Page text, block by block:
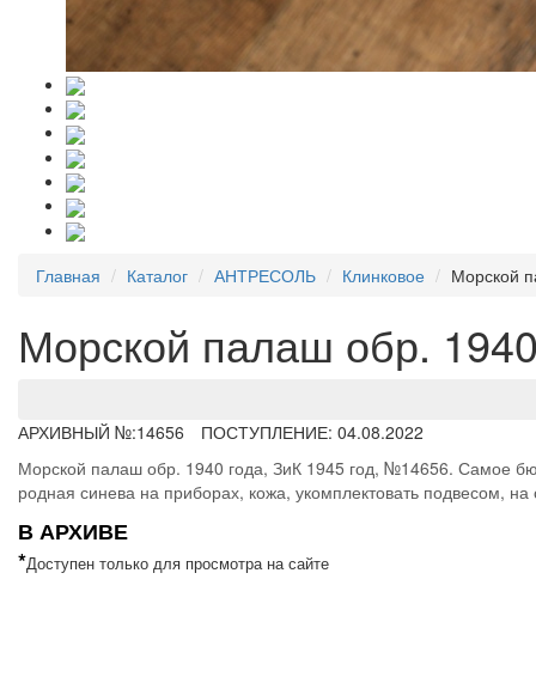
Главная Каталог АНТРЕСОЛЬ Клинковое Морской
Морской палаш обр.
АРХИВНЫЙ №:14656
ПОСТУПЛЕНИЕ: 04.08.2022
Морской палаш обр. 1940 года, ЗиК 1945 год, №14656. Самое
родная синева на приборах, кожа, укомплектовать подвесом,
В АРХИВЕ
*Доступен только для просмотра на сайте